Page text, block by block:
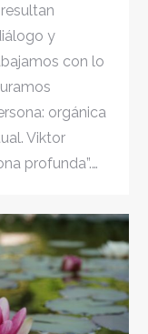
y
con lo
orgánica
Viktor
profunda”.…